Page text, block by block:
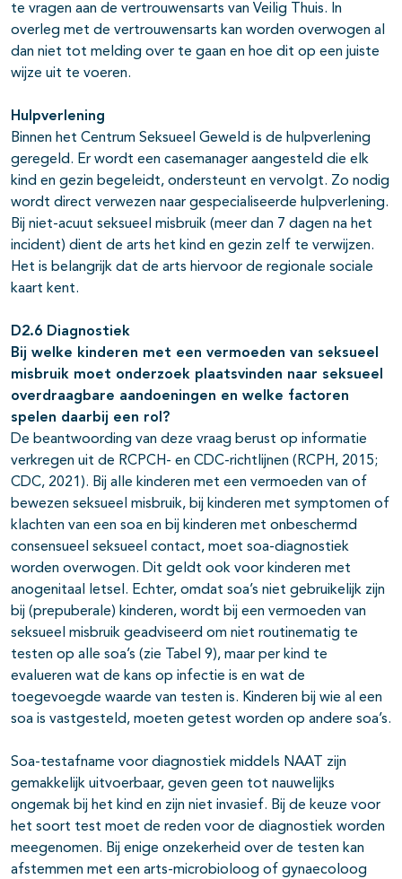
te vragen aan de vertrouwensarts van Veilig Thuis. In
overleg met de vertrouwensarts kan worden overwogen al
dan niet tot melding over te gaan en hoe dit op een juiste
wijze uit te voeren.
Hulpverlening
Binnen het Centrum Seksueel Geweld is de hulpverlening
geregeld. Er wordt een casemanager aangesteld die elk
kind en gezin begeleidt, ondersteunt en vervolgt. Zo nodig
wordt direct verwezen naar gespecialiseerde hulpverlening.
Bij niet-acuut seksueel misbruik (meer dan 7 dagen na het
incident) dient de arts het kind en gezin zelf te verwijzen.
Het is belangrijk dat de arts hiervoor de regionale sociale
kaart kent.
D2.6 Diagnostiek
Bij welke kinderen met een vermoeden van seksueel
misbruik moet onderzoek plaatsvinden naar seksueel
overdraagbare aandoeningen en welke factoren
spelen daarbij een rol?
De beantwoording van deze vraag berust op informatie
verkregen uit de RCPCH- en CDC-richtlijnen (RCPH, 2015;
CDC, 2021). Bij alle kinderen met een vermoeden van of
bewezen seksueel misbruik, bij kinderen met symptomen of
klachten van een soa en bij kinderen met onbeschermd
consensueel seksueel contact, moet soa-diagnostiek
worden overwogen. Dit geldt ook voor kinderen met
anogenitaal letsel. Echter, omdat soa’s niet gebruikelijk zijn
bij (prepuberale) kinderen, wordt bij een vermoeden van
seksueel misbruik geadviseerd om niet routinematig te
testen op alle soa’s (zie Tabel 9), maar per kind te
evalueren wat de kans op infectie is en wat de
toegevoegde waarde van testen is. Kinderen bij wie al een
soa is vastgesteld, moeten getest worden op andere soa’s.
Soa-testafname voor diagnostiek middels NAAT zijn
gemakkelijk uitvoerbaar, geven geen tot nauwelijks
ongemak bij het kind en zijn niet invasief. Bij de keuze voor
het soort test moet de reden voor de diagnostiek worden
meegenomen. Bij enige onzekerheid over de testen kan
afstemmen met een arts-microbioloog of gynaecoloog